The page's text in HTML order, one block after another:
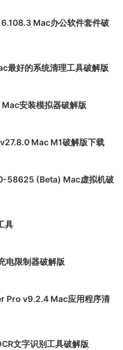
Mac办公软件套件破
好的系统清理工具破解版
安装模拟器破解版
Mac M1破解版下载
58625 (Beta) Mac虚拟机破
具
电限制器破解版
Pro v9.2.4 Mac应用程序清
文字识别工具破解版